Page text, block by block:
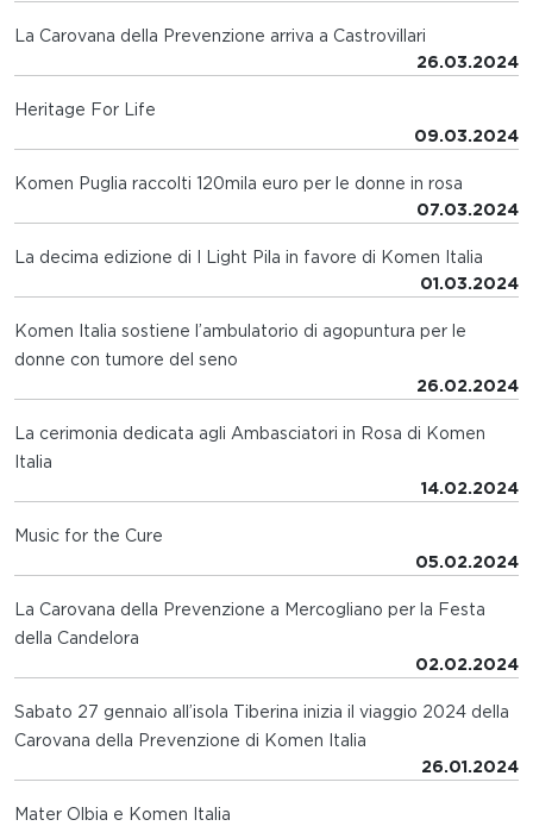
La Carovana della Prevenzione arriva a Castrovillari
26.03.2024
Heritage For Life
09.03.2024
Komen Puglia raccolti 120mila euro per le donne in rosa
07.03.2024
La decima edizione di I Light Pila in favore di Komen Italia
01.03.2024
Komen Italia sostiene l’ambulatorio di agopuntura per le
donne con tumore del seno
26.02.2024
La cerimonia dedicata agli Ambasciatori in Rosa di Komen
Italia
14.02.2024
Music for the Cure
05.02.2024
La Carovana della Prevenzione a Mercogliano per la Festa
della Candelora
02.02.2024
Sabato 27 gennaio all’isola Tiberina inizia il viaggio 2024 della
Carovana della Prevenzione di Komen Italia
26.01.2024
Mater Olbia e Komen Italia